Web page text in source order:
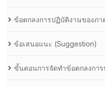
ข้อตกลงการปฏิบัติงานของภา
ข้อเสนอแนะ (Suggestion)
ขั้นตอนการจัดทำข้อตกลงกา